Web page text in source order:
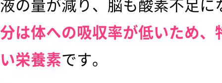
液の量が減り、脳も酸素不足
分は体への吸収率が低いため
い栄養素です。